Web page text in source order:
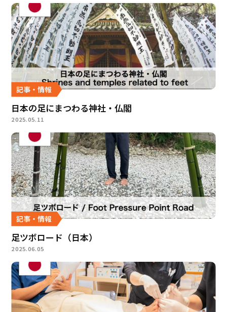
記事・情報
日本の足にまつわる神社・仏閣
2025.05.11
記事・情報
足ツボロード（日本）
2025.06.05